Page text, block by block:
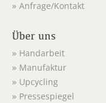
Anfrage/Kontakt
Über uns
Handarbeit
Manufaktur
Upcycling
Pressespiegel